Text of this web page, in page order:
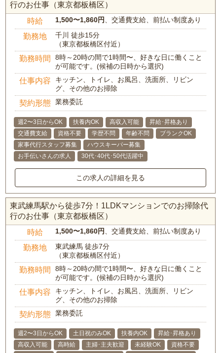
行のお仕事（東京都板橋区）
時給 1,500〜1,860円 、交通費支給、前払い制度あり
勤務地
千川 徒歩15分
（東京都板橋区付近）
勤務時間
8時～20時の間で1時間〜、好きな日に働くこと
が可能です。(候補の日時から選択)
仕事内容
キッチン、トイレ、お風呂、洗面所、リビン
グ、その他のお掃除
契約形態 業務委託
週2〜3日からOK 扶養内OK 高収入可能
昇給･昇格あり
交通費支給
資格不要 学歴不問 年齢不問
ブランクOK
家事代行スタッフ募集
ハウスキーパー募集
お手伝いさんの求人
30代･40代･50代活躍中
この求人の詳細を見る
東武練馬駅から徒歩7分！1LDKマンションでのお掃除代
行のお仕事（東京都板橋区）
時給 1,500〜1,860円 、交通費支給、前払い制度あり
勤務地
東武練馬 徒歩7分
（東京都板橋区付近）
勤務時間
8時～20時の間で1時間〜、好きな日に働くこと
が可能です。(候補の日時から選択)
仕事内容
キッチン、トイレ、お風呂、洗面所、リビン
グ、その他のお掃除
契約形態 業務委託
週2〜3日からOK 土日祝のみOK 扶養内OK
昇給･昇格あり
高収入可能
高時給 主婦･主夫歓迎 未経験OK
資格不要